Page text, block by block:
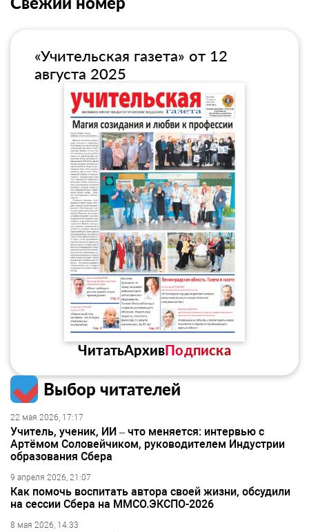
«Учительская газета» от 12
августа 2025
ЧитатьАрхивПодписка
Выбор читателей
22 мая 2026, 17:17
Учитель, ученик, ИИ – что меняется: интервью с
Артёмом Соловейчиком, руководителем Индустрии
образования Сбера
9 апреля 2026, 21:07
Как помочь воспитать автора своей жизни, обсудили
на сессии Сбера на ММСО.ЭКСПО-2026
8 мая 2026, 14:33